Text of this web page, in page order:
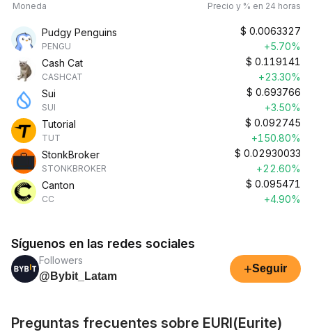
Moneda Precio y % en 24 horas
Pudgy Penguins
PENGU
$ 0.0063327
+5.70%
Cash Cat
CASHCAT
$ 0.119141
+23.30%
Sui
SUI
$ 0.693766
+3.50%
Tutorial
TUT
$ 0.092745
+150.80%
StonkBroker
STONKBROKER
$ 0.02930033
+22.60%
Canton
CC
$ 0.095471
+4.90%
Síguenos en las redes sociales
Followers
@Bybit_Latam
+Seguir
Preguntas frecuentes sobre EURI(Eurite)